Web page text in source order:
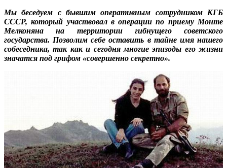
Мы беседуем с бывшим оперативным сотрудником КГБ
СССР, который участвовал в операции по приему Монте
Мелконяна на территории гибнущего советского
государства. Позволим себе оставить в тайне имя нашего
собеседника, так как и сегодня многие эпизоды его жизни
значатся под грифом «совершенно секретно».